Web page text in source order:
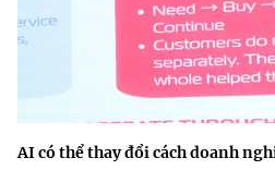
AI có thể thay đổi cách doanh